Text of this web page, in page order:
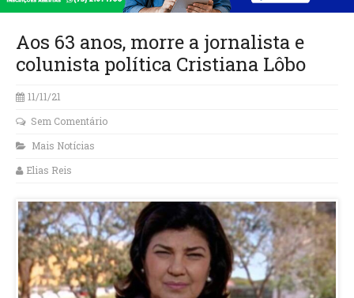
Aos 63 anos, morre a jornalista e
colunista política Cristiana Lôbo
11/11/21
Sem Comentário
Mais Notícias
Elias Reis